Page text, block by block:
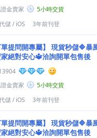
金賣家
5小時交貨
儲/ iOS 3年前刊登
提問開專屬】
現貨秒儲🔷暴
絕對安心🔱洽詢開單包售後
金賣家
5小時交貨
儲/ iOS 3年前刊登
提問開專屬】
現貨秒儲🔷暴
絕對安心🔱洽詢開單包售後